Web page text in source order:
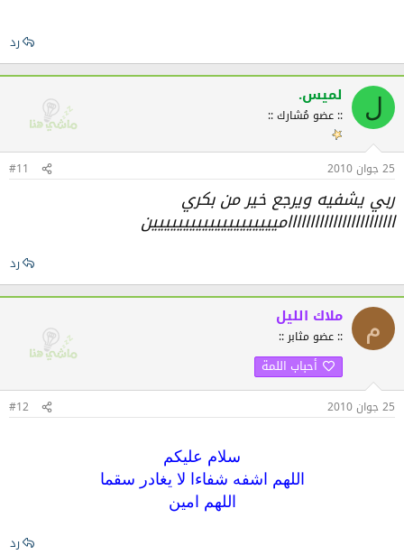
رد
ل لميس.
:: عضو مُشارك ::
25 جوان 2010 #11
ربي يشفيه ويرجع خير من بكري
ااااااااااااااااااااااااميييييييييييييييييييين
رد
م ملاك الليل
:: عضو مثابر ::
أحباب اللمة
25 جوان 2010 #12
سلام عليكم
اللهم اشفه شفاءا لا يغادر سقما
اللهم امين
رد